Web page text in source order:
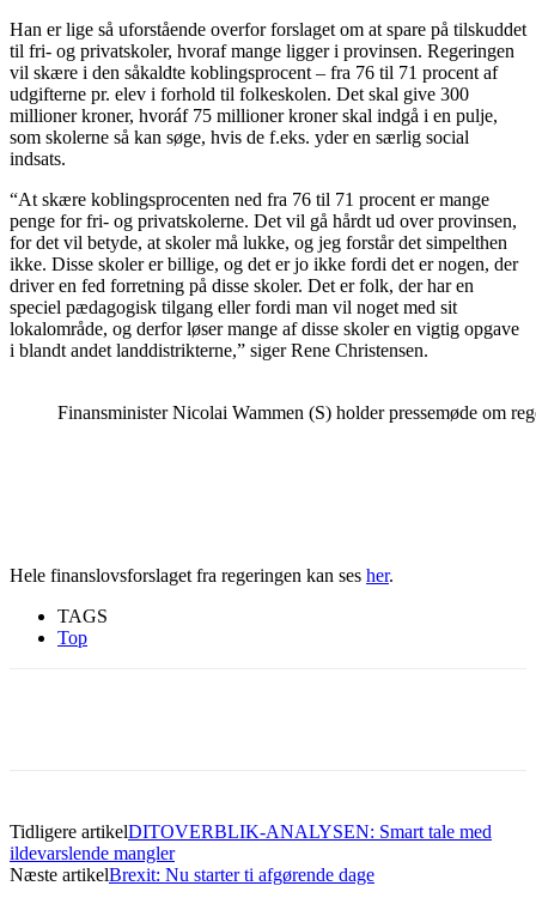
Han er lige så uforstående overfor forslaget om at spare på tilskuddet
til fri- og privatskoler, hvoraf mange ligger i provinsen. Regeringen
vil skære i den såkaldte koblingsprocent – fra 76 til 71 procent af
udgifterne pr. elev i forhold til folkeskolen. Det skal give 300
millioner kroner, hvoráf 75 millioner kroner skal indgå i en pulje,
som skolerne så kan søge, hvis de f.eks. yder en særlig social
indsats.
“At skære koblingsprocenten ned fra 76 til 71 procent er mange
penge for fri- og privatskolerne. Det vil gå hårdt ud over provinsen,
for det vil betyde, at skoler må lukke, og jeg forstår det simpelthen
ikke. Disse skoler er billige, og det er jo ikke fordi det er nogen, der
driver en fed forretning på disse skoler. Det er folk, der har en
speciel pædagogisk tilgang eller fordi man vil noget med sit
lokalområde, og derfor løser mange af disse skoler en vigtig opgave
i blandt andet landdistrikterne,” siger Rene Christensen.
Finansminister Nicolai Wammen (S) holder pressemøde om
Hele finanslovsforslaget fra regeringen kan ses her.
TAGS
Top
Tidligere artikelDITOVERBLIK-ANALYSEN: Smart tale med
ildevarslende mangler
Næste artikelBrexit: Nu starter ti afgørende dage